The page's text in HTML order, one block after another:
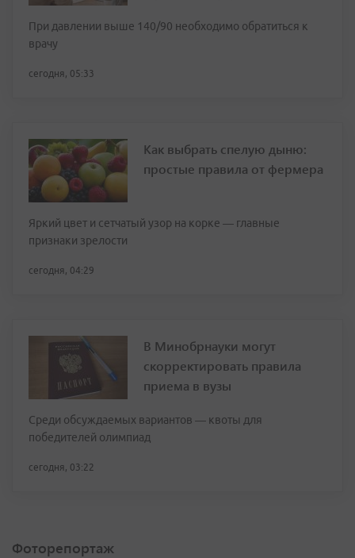
При давлении выше 140/90 необходимо обратиться к
врачу
сегодня, 05:33
Как выбрать спелую дыню:
простые правила от фермера
Яркий цвет и сетчатый узор на корке — главные
признаки зрелости
сегодня, 04:29
В Минобрнауки могут
скорректировать правила
приема в вузы
Среди обсуждаемых вариантов — квоты для
победителей олимпиад
сегодня, 03:22
Фоторепортаж